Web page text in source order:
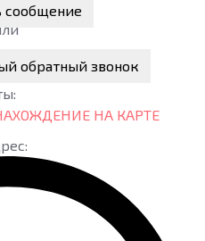
сообщение
обратный звонок
НА КАРТЕ